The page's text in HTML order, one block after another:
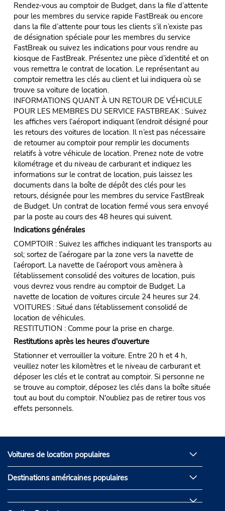
Rendez-vous au comptoir de Budget, dans la file d’attente
pour les membres du service rapide FastBreak ou encore
dans la file d’attente pour tous les clients s’il n’existe pas
de désignation spéciale pour les membres du service
FastBreak ou suivez les indications pour vous rendre au
kiosque de FastBreak. Présentez une pièce d’identité et on
vous remettra le contrat de location. Le représentant au
comptoir remettra les clés au client et lui indiquera où se
trouve sa voiture de location.
INFORMATIONS QUANT À UN RETOUR DE VÉHICULE
POUR LES MEMBRES DU SERVICE FASTBREAK : Suivez
les affiches vers l’aéroport indiquant l’endroit désigné pour
les retours des voitures de location. Il n’est pas nécessaire
de retourner au comptoir pour remplir les documents
relatifs à votre véhicule de location. Prenez note de votre
kilométrage et du niveau de carburant et indiquez les
informations sur le contrat de location, puis laissez les
documents dans la boîte de dépôt des clés pour les
retours, désignée pour les membres du service FastBreak
de Budget. Un contrat de location fermé vous sera envoyé
par la poste au cours des 48 heures qui suivent.
Indications générales
COMPTOIR : Suivez les affiches indiquant les transports au
sol; sortez de l’aérogare par la zone vers la navette de
l’aéroport. La navette de l’aéroport vous amènera à
l’établissement consolidé des voitures de location, puis
vous devrez vous rendre au comptoir de Budget. La
navette de location de voitures circule 24 heures sur 24.
VOITURES : Situé dans l’établissement consolidé de
location de véhicules.
RESTITUTION : Comme pour la prise en charge.
Restitutions après les heures d'ouverture
Stationner et verrouiller la voiture. Entre 20 h et 4 h,
veuillez noter les kilomètres et le niveau de carburant et
déposer les clés et le contrat au comptoir. Si personne ne
se trouve au comptoir, déposez les clés dans la boîte située
tout au bout du comptoir. N'oubliez pas de retirer tous vos
effets personnels.
Voitures de location populaires
Destinations américaines populaires